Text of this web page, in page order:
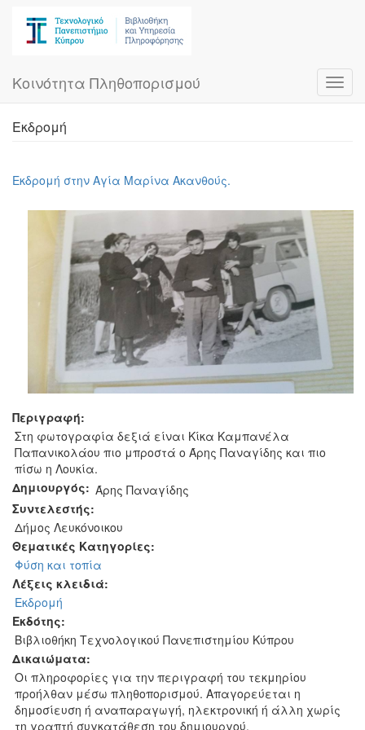
Κοινότητα Πληθοπορισμού
Εκδρομή
Εκδρομή στην Αγία Μαρίνα Ακανθούς.
Περιγραφή:
Στη φωτογραφία δεξιά είναι Κίκα Καμπανέλα
Παπανικολάου πιο μπροστά ο Άρης Παναγίδης και πιο
πίσω η Λουκία.
Δημιουργός: Άρης Παναγίδης
Συντελεστής:
Δήμος Λευκόνοικου
Θεματικές Κατηγορίες:
Φύση και τοπία
Λέξεις κλειδιά:
Εκδρομή
Εκδότης:
Βιβλιοθήκη Τεχνολογικού Πανεπιστημίου Κύπρου
Δικαιώματα:
Οι πληροφορίες για την περιγραφή του τεκμηρίου
προήλθαν μέσω πληθοπορισμού. Απαγορεύεται η
δημοσίευση ή αναπαραγωγή, ηλεκτρονική ή άλλη χωρίς
τη γραπτή συγκατάθεση του δημιουργού.